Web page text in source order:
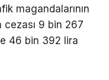
magandalarının
cezası 9 bin 267
46 bin 392 lira